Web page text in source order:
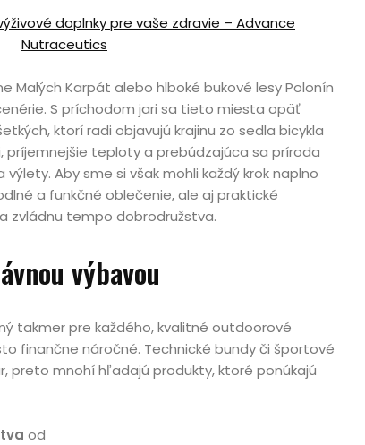
doplnky pre vaše zdravie – Advance
Nutraceutics
Malých Karpát alebo hlboké bukové lesy Polonín
S príchodom jari sa tieto miesta opäť
ktorí radi objavujú krajinu zo sedla bicykla
príjemnejšie teploty a prebúdzajúca sa príroda
Aby sme si však mohli každý krok naplno
a funkčné oblečenie, ale aj praktické
zvládnu tempo dobrodružstva.
výbavou
takmer pre každého, kvalitné outdoorové
finančne náročné. Technické bundy či športové
preto mnohí hľadajú produkty, ktoré ponúkajú
od